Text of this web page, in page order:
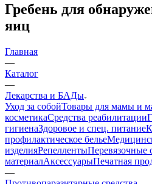
Гребень для
яиц
Главная
—
Каталог
—
Лекарства и БАДы
Уход за собойТовары для мамы и
косметикаСредства реабилитации
гигиенаЗдоровое и спец. питание
профилактическое белье
изделияРепеллентыПеревязочные
материалАксессуарыПечатная
—